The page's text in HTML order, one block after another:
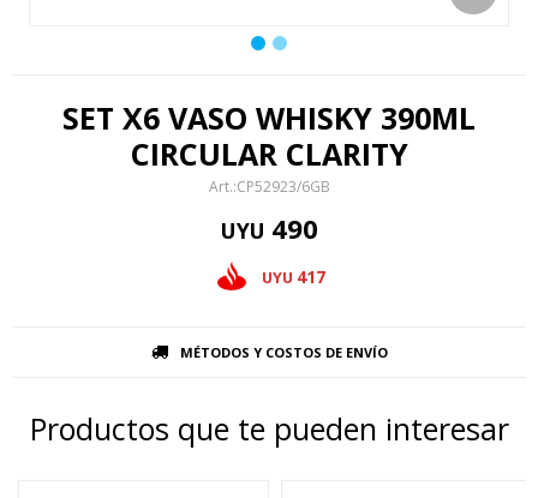
SET X6 VASO WHISKY 390ML
CIRCULAR CLARITY
CP52923/6GB
UYU 490
UYU 417
MÉTODOS Y COSTOS DE ENVÍO
Productos que te pueden interesar